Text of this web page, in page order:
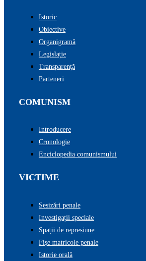
Istoric
Obiective
Organigramă
Legislație
Transparenţă
Parteneri
COMUNISM
Introducere
Cronologie
Enciclopedia comunismului
VICTIME
Sesizări penale
Investigații speciale
Spații de represiune
Fișe matricole penale
Istorie orală